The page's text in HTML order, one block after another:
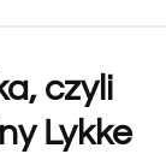
czyli
Lykke